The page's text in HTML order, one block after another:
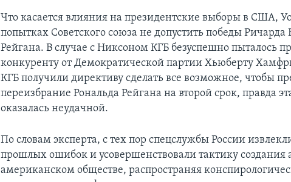
Что касается влияния на президентские выборы в США,
попытках Советского союза не допустить победы
Рейгана. В случае с Никсоном КГБ безуспешно пыталось
конкуренту от Демократической партии Хьюберту
КГБ получили директиву сделать все возможное, чтобы
переизбрание Рональда Рейгана на второй срок, правда
оказалась неудачной.
По словам эксперта, с тех пор спецслужбы России
прошлых ошибок и усовершенствовали тактику создания
американском обществе, распространяя